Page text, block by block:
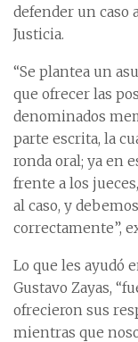
defender un caso
Justicia.
“Se plantea un
que ofrecer las
denominados
parte escrita, la
ronda oral; ya en
frente a los
al caso, y
correctamente”,
Lo que les ayudó
Gustavo Zayas,
ofrecieron sus
mientras que